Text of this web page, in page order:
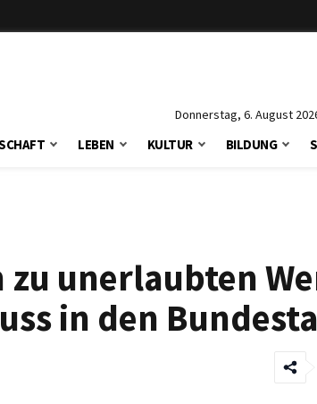
Donnerstag, 6. August
LEBEN KULTUR BILDUNG
unerlaubten
in den